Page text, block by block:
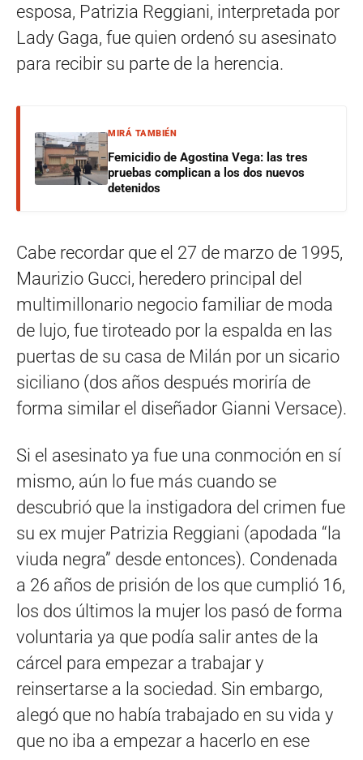
esposa, Patrizia Reggiani, interpretada por
Lady Gaga, fue quien ordenó su asesinato
para recibir su parte de la herencia.
MIRÁ TAMBIÉN
Femicidio de Agostina Vega: las tres
pruebas complican a los dos nuevos
detenidos
Cabe recordar que el 27 de marzo de 1995,
Maurizio Gucci, heredero principal del
multimillonario negocio familiar de moda
de lujo, fue tiroteado por la espalda en las
puertas de su casa de Milán por un sicario
siciliano (dos años después moriría de
forma similar el diseñador Gianni Versace).
Si el asesinato ya fue una conmoción en sí
mismo, aún lo fue más cuando se
descubrió que la instigadora del crimen fue
su ex mujer Patrizia Reggiani (apodada “la
viuda negra” desde entonces). Condenada
a 26 años de prisión de los que cumplió 16,
los dos últimos la mujer los pasó de forma
voluntaria ya que podía salir antes de la
cárcel para empezar a trabajar y
reinsertarse a la sociedad. Sin embargo,
alegó que no había trabajado en su vida y
que no iba a empezar a hacerlo en ese